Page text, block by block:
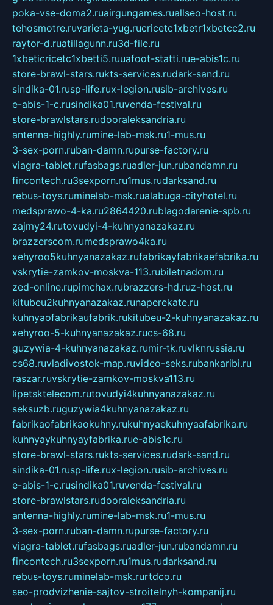
poka-vse-doma2.ruairgungames.ruallseo-host.ru
tehosmotre.ruvarieta-yug.rucricetc1xbetr1xbetcc2.ru
raytor-d.ruatillagunn.ru3d-file.ru
1xbeticricetc1xbetti5.ruuafoot-statti.rue-abis1c.ru
store-brawl-stars.rukts-services.rudark-sand.ru
sindika-01.rusp-life.rux-legion.rusib-archives.ru
e-abis-1-c.rusindika01.ruvenda-festival.ru
store-brawlstars.rudooraleksandria.ru
antenna-highly.rumine-lab-msk.ru1-mus.ru
3-sex-porn.ruban-damn.rupurse-factory.ru
viagra-tablet.rufasbags.ruadler-jun.rubandamn.ru
fincontech.ru3sexporn.ru1mus.rudarksand.ru
rebus-toys.ruminelab-msk.rualabuga-cityhotel.ru
medsprawo-4-ka.ru2864420.rublagodarenie-spb.ru
zajmy24.rutovudyi-4-kuhnyanazakaz.ru
brazzerscom.rumedsprawo4ka.ru
xehyroo5kuhnyanazakaz.rufabrikayfabrikaefabrika.ru
vskrytie-zamkov-moskva-113.rubiletnadom.ru
zed-online.rupimchax.rubrazzers-hd.ruz-host.ru
kitubeu2kuhnyanazakaz.runaperekate.ru
kuhnyaofabrikaufabrik.rukitubeu-2-kuhnyanazakaz.ru
xehyroo-5-kuhnyanazakaz.rucs-68.ru
guzywia-4-kuhnyanazakaz.rumir-tk.ruvlknrussia.ru
cs68.ruvladivostok-map.ruvideo-seks.rubankaribi.ru
raszar.ruvskrytie-zamkov-moskva113.ru
lipetsktelecom.rutovudyi4kuhnyanazakaz.ru
seksuzb.ruguzywia4kuhnyanazakaz.ru
fabrikaofabrikaokuhny.rukuhnyaekuhnyaafabrika.ru
kuhnyaykuhnyayfabrika.rue-abis1c.ru
store-brawl-stars.rukts-services.rudark-sand.ru
sindika-01.rusp-life.rux-legion.rusib-archives.ru
e-abis-1-c.rusindika01.ruvenda-festival.ru
store-brawlstars.rudooraleksandria.ru
antenna-highly.rumine-lab-msk.ru1-mus.ru
3-sex-porn.ruban-damn.rupurse-factory.ru
viagra-tablet.rufasbags.ruadler-jun.rubandamn.ru
fincontech.ru3sexporn.ru1mus.rudarksand.ru
rebus-toys.ruminelab-msk.rurtdco.ru
seo-prodvizhenie-sajtov-stroitelnyh-kompanij.ru